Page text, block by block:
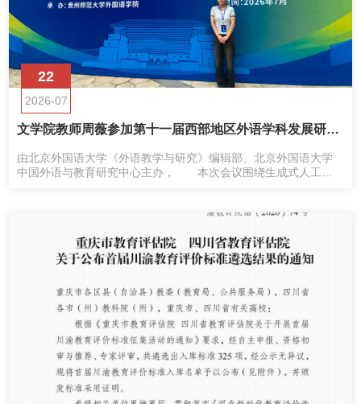
22
2026-07
文学院教师周薇参加第十一届西部地区外语学科发展研讨会并宣读论文
由北京外国语大学《外语教学与研究》编辑部、北京外国语大学
中国外语与教育研究中心主办， 本次会议围绕生成式人工智